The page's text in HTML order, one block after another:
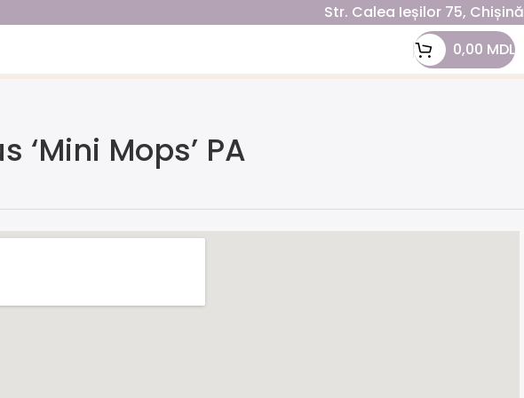
Str. Calea Ieșilor 75,
0,00 MDL
‘Mini Mops’ PA